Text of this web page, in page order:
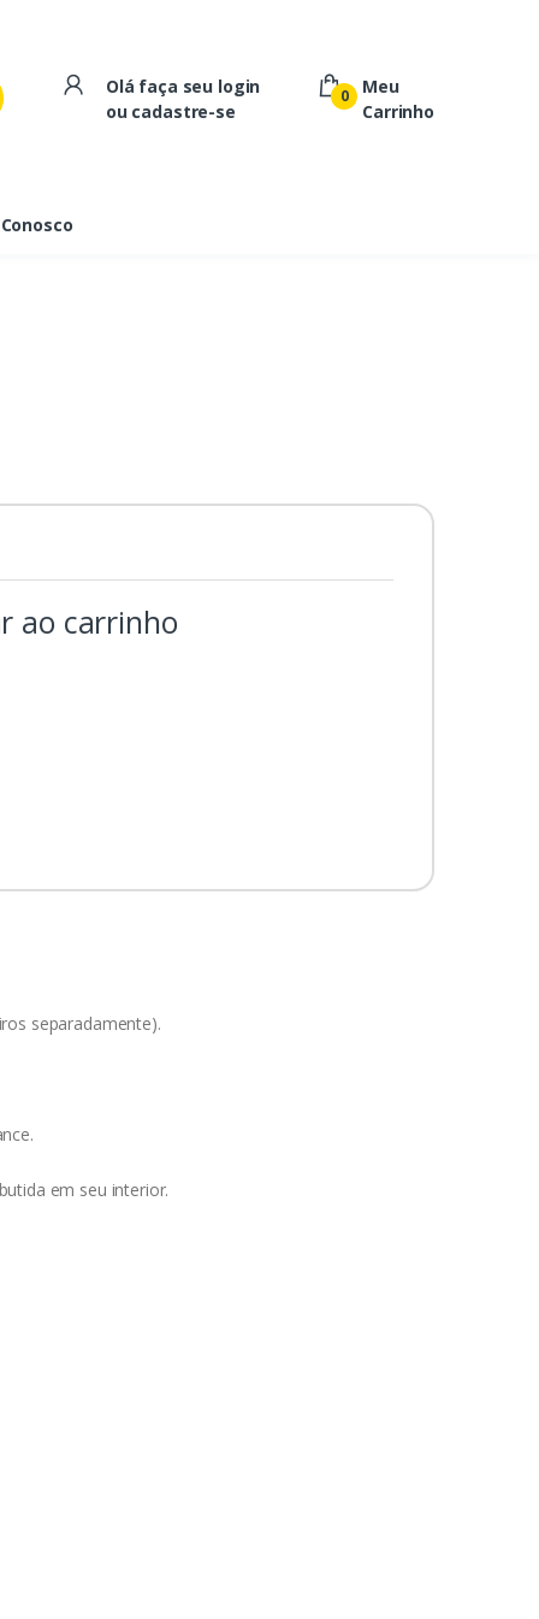
Olá faça seu login
ou cadastre-se
0
Meu
Carrinho
ao carrinho
separadamente).
em seu interior.